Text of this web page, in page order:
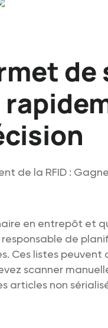
de la RFID :
en entrepôt et
de
Ces listes peuvent
scanner
articles non